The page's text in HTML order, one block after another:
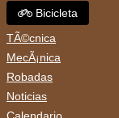
Bicicleta
TÃ©cnica
MecÃ¡nica
Robadas
Noticias
Calendario